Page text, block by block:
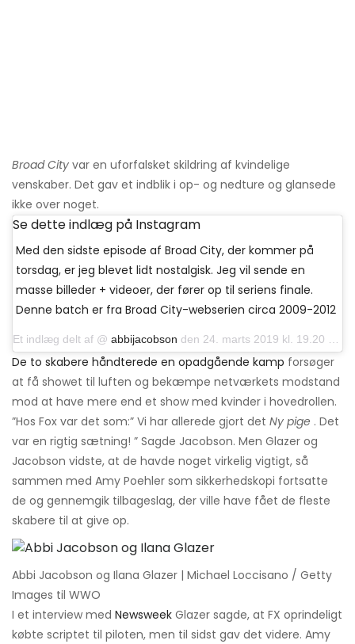
Broad City var en uforfalsket skildring af kvindelige
venskaber. Det gav et indblik i op- og nedture og glansede
ikke over noget.
Se dette indlæg på Instagram
Med den sidste episode af Broad City, der kommer på
torsdag, er jeg blevet lidt nostalgisk. Jeg vil sende en
masse billeder + videoer, der fører op til seriens finale.
Denne batch er fra Broad City-webserien circa 2009-2012
Et indlæg delt af @ abbijacobson den 24. marts 2019 kl. 19.20 PDT
De to skabere håndterede en opadgående kamp forsøger
at få showet til luften og bekæmpe netværkets modstand
mod at have mere end et show med kvinder i hovedrollen.
”Hos Fox var det som:” Vi har allerede gjort det Ny pige . Det
var en rigtig sætning! ” Sagde Jacobson. Men Glazer og
Jacobson vidste, at de havde noget virkelig vigtigt, så
sammen med Amy Poehler som sikkerhedskopi fortsatte
de og gennemgik tilbageslag, der ville have fået de fleste
skabere til at give op.
Abbi Jacobson og Ilana Glazer | Michael Loccisano / Getty
Images til WWO
I et interview med Newsweek Glazer sagde, at FX oprindeligt
købte scriptet til piloten, men til sidst gav det videre. Amy